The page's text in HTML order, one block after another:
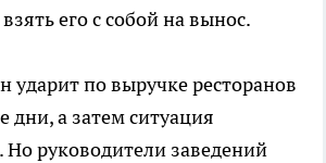
его с собой на вынос.
ударит по выручке ресторанов
дни, а затем ситуация
Но руководители заведений